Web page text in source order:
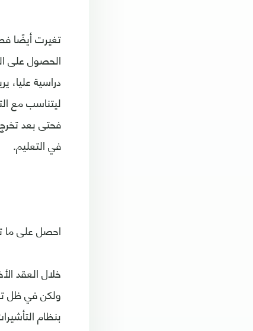
تغيرت أيضًا
الحصول على
دراسية عليا،
ليتناسب مع
فحتى بعد
في التعليم.
احصل على ما
خلال العقد
ولكن في ظل
بنظام